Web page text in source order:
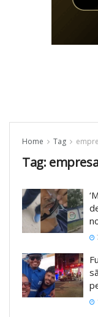
Home Tag
Tag: